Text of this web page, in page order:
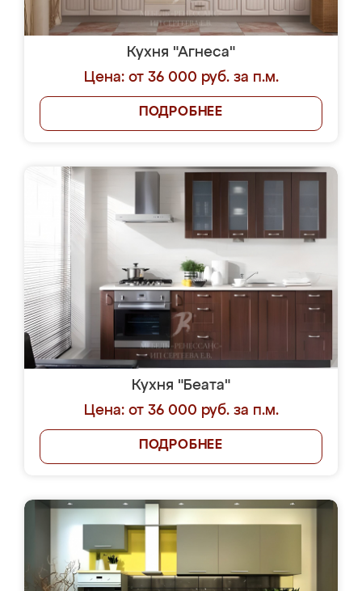
Кухня "Агнеса"
Цена: от 36 000 руб. за п.м.
ПОДРОБНЕЕ
Кухня "Беата"
Цена: от 36 000 руб. за п.м.
ПОДРОБНЕЕ